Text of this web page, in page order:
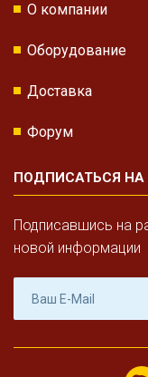
О компании
Оборудование
Доставка
Форум
ПОДПИСАТЬСЯ НА
Подписавшись на
новой информации